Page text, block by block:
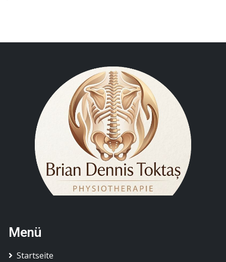
Menü
Startseite